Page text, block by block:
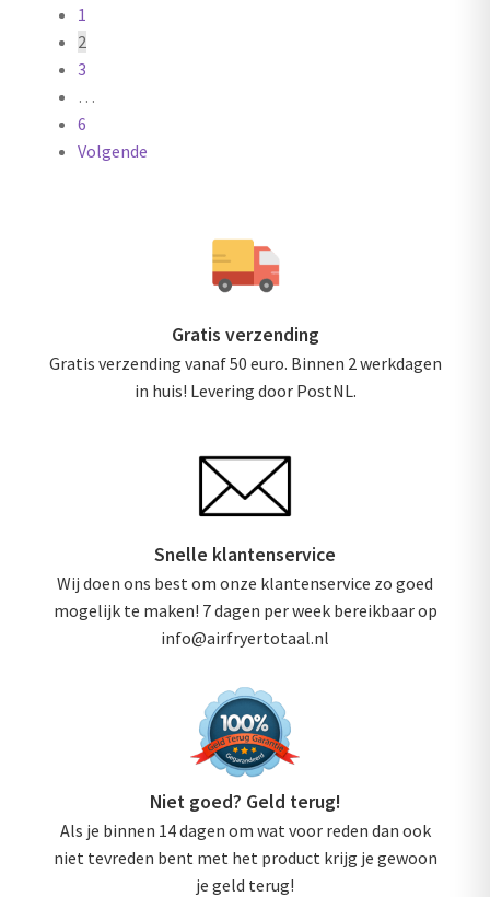
paginering
1
2
3
…
6
Volgende
Gratis verzending
Gratis verzending vanaf 50 euro. Binnen 2 werkdagen
in huis! Levering door PostNL.
Snelle klantenservice
Wij doen ons best om onze klantenservice zo goed
mogelijk te maken! 7 dagen per week bereikbaar op
info@airfryertotaal.nl
Niet goed? Geld terug!
Als je binnen 14 dagen om wat voor reden dan ook
niet tevreden bent met het product krijg je gewoon
je geld terug!